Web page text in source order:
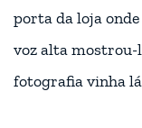
porta da loja
voz alta mostrou-
fotografia vinha